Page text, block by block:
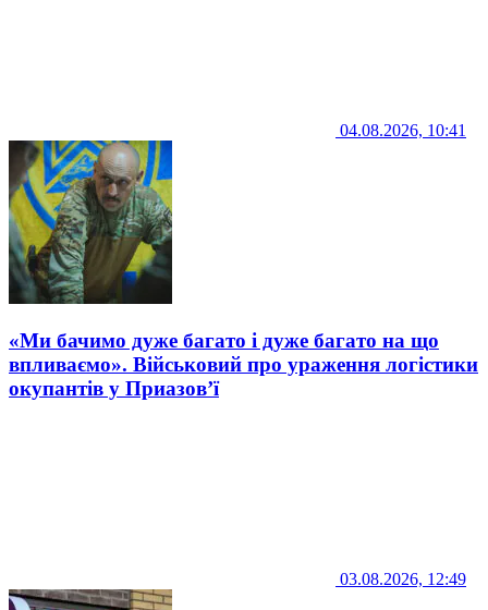
04.08.2026, 10:41
«Ми бачимо дуже багато і дуже багато на що
впливаємо». Військовий про ураження логістики
окупантів у Приазов’ї
03.08.2026, 12:49